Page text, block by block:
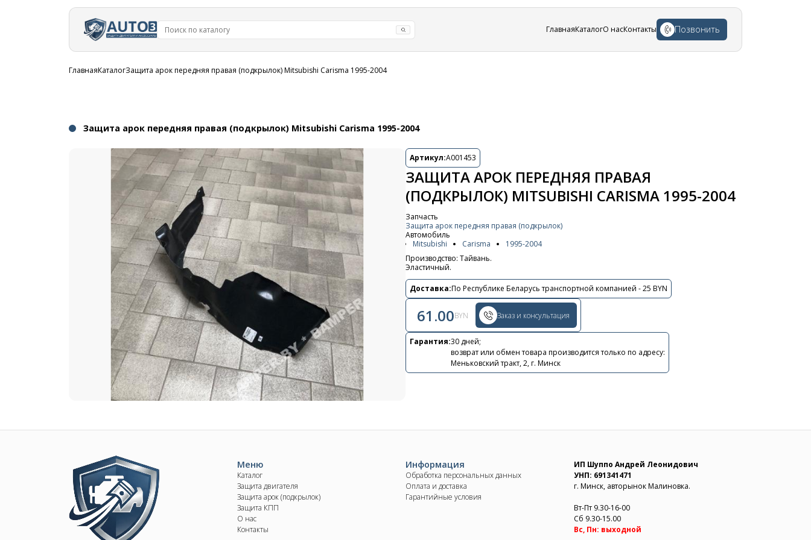
ГлавнаяКаталогО насКонтакты Позвонить
Строка
ГлавнаяКаталогЗащита арок передняя правая (подкрылок) Mitsubishi Carisma 1995-2004
Защита арок передняя правая (подкрылок) Mitsubishi Carisma 1995-2004
Артикул:A001453
ЗАЩИТА АРОК ПЕРЕДНЯЯ ПРАВАЯ
(ПОДКРЫЛОК) MITSUBISHI CARISMA 1995-2004
Запчасть
Защита арок передняя правая (подкрылок)
Автомобиль
Mitsubishi
Carisma
1995-2004
Производство: Тайвань.
Эластичный.
Доставка:По Республике Беларусь транспортной компанией - 25 BYN
61.00BYN Заказ и консультация
Гарантия:30 дней;
возврат или обмен товара производится только по адресу:
Меньковский тракт, 2, г. Минск
Контакты
+375 29 870 15 80
Viber
shupik21@bk.ru
Image Меню
Каталог
Защита двигателя
Защита арок (подкрылок)
Защита КПП
О нас
Контакты
Информация
Обработка персональных данных
Оплата и доставка
Гарантийные условия
ИП Шуппо Андрей Леонидович
УНП: 691341471
г. Минск, авторынок Малиновка.
Вт-Пт 9.30-16-00
Сб 9.30-15.00
Вс, Пн: выходной